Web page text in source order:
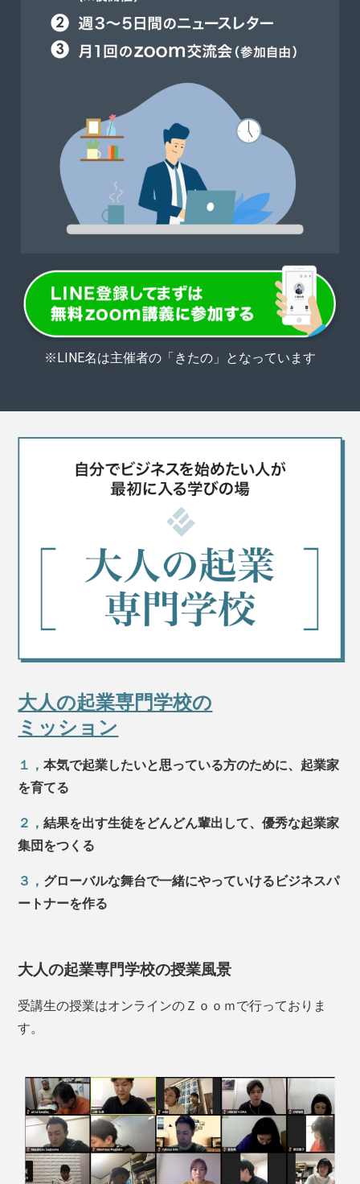
※LINE名は主催者の「きたの」となっています
大人の起業専門学校の
ミッション
１，本気で起業したいと思っている方のために、起業家
を育てる
２，結果を出す生徒をどんどん輩出して、優秀な起業家
集団をつくる
３， グローバルな舞台で一緒にやっていけるビジネスパ
ートナーを作る
大人の起業専門学校の授業風景
受講生の授業はオンラインのＺｏｏｍで行っておりま
す。